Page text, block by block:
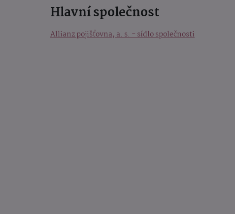
Hlavní společnost
Allianz pojišťovna, a. s. - sídlo společnosti